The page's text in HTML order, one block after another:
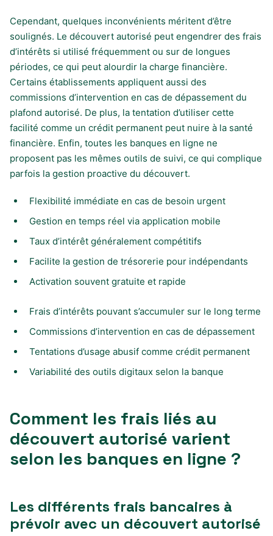
Cependant, quelques inconvénients méritent d’être
soulignés. Le découvert autorisé peut engendrer des frais
d’intérêts si utilisé fréquemment ou sur de longues
périodes, ce qui peut alourdir la charge financière.
Certains établissements appliquent aussi des
commissions d’intervention en cas de dépassement du
plafond autorisé. De plus, la tentation d’utiliser cette
facilité comme un crédit permanent peut nuire à la santé
financière. Enfin, toutes les banques en ligne ne
proposent pas les mêmes outils de suivi, ce qui complique
parfois la gestion proactive du découvert.
Flexibilité immédiate en cas de besoin urgent
Gestion en temps réel via application mobile
Taux d’intérêt généralement compétitifs
Facilite la gestion de trésorerie pour indépendants
Activation souvent gratuite et rapide
Frais d’intérêts pouvant s’accumuler sur le long terme
Commissions d’intervention en cas de dépassement
Tentations d’usage abusif comme crédit permanent
Variabilité des outils digitaux selon la banque
Comment les frais liés au
découvert autorisé varient
selon les banques en ligne ?
Les différents frais bancaires à
prévoir avec un découvert autorisé